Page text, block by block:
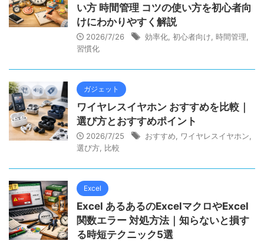
い方 時間管理 コツの使い方を初心者向
けにわかりやすく解説
2026/7/26 効率化 初心者向け 時間管理
習慣化
ガジェット
ワイヤレスイヤホン おすすめを比較｜
選び方とおすすめポイント
2026/7/25 おすすめ ワイヤレスイヤホン
選び方 比較
Excel
Excel あるあるのExcelマクロやExcel
関数エラー 対処方法｜知らないと損す
る時短テクニック5選